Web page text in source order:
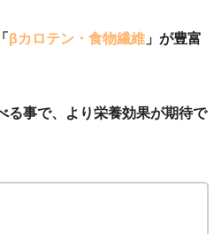
βカロテン・食物繊維 」が豊富
る事で、より栄養効果が期待で